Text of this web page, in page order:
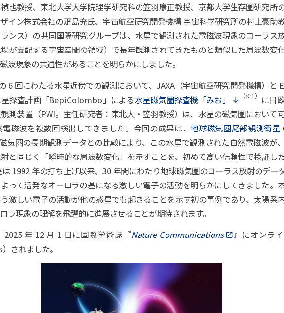
也教授、東北大学大学院理学研究科の笠羽康正教授、京都大学生存圏研究所
イン株式会社の疋島充氏、宇宙航空研究開発機構 宇宙科学研究所の村上豪助
ンス）の共同国際研究グループは、水星で観測された電磁波現象のコーラス
が支配する宇宙空間の領域）で長年観測されてきたものと類似した周波数変
波現象の共通性があることを明らかにしました。
6 回にわたる水星近傍での観測において、JAXA（宇宙航空研究開発機構）と
探査計画「BepiColombo」による水星磁気圏探査機「みお」 （※1）
に日
測装置（PWI。主任研究者：東北大・笠羽教授）は、水星の磁気圏において
磁波を複数回検出してきました。今回の成果は、地球磁気圏尾部観測衛星
気圏の長期観測データとの比較により、この水星で観測された自然電磁波が
と同じく「瞬時的な周波数変化」を示すことを、初めて高い信頼性で検証し
は 1992 年の打ち上げ以来、30 年間にわたり地球磁気圏のコーラス放射のデー
って活発なオーロラの基になる激しい電子の活動を明らかにしてきました。
激しい電子の活動が他の惑星でも起きることを示す初の事例であり、太陽系
ラ現象の理解を飛躍的に進展させることが期待されます。
年 12 月 1 日に国際学術誌『Nature Communications
』にオンラ
されました。